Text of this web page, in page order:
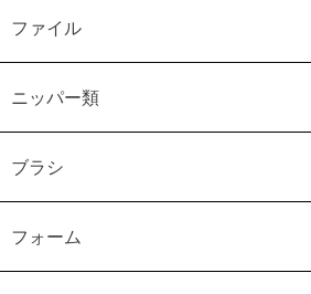
ファイル
ニッパー類
ブラシ
フォーム